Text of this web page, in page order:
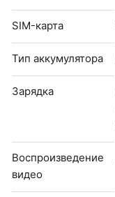
SIM-карта
Тип аккумулятора
Зарядка
Воспроизведение
видео